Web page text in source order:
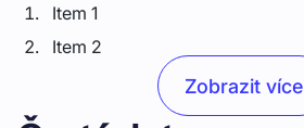
Item 1
Item 2
Zobrazit více